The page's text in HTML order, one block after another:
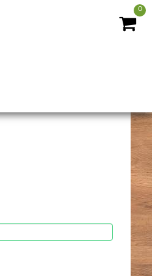
0